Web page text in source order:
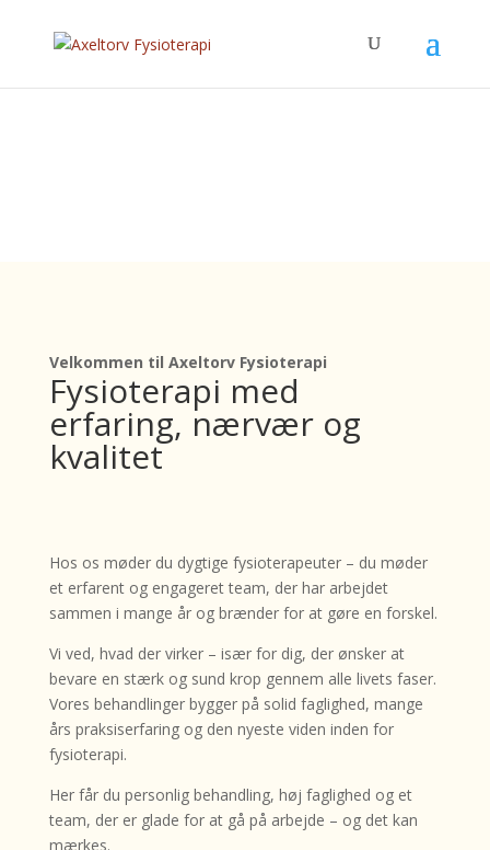
Velkommen til Axeltorv Fysioterapi
Fysioterapi med
erfaring, nærvær og
kvalitet
Hos os møder du dygtige fysioterapeuter – du møder
et erfarent og engageret team, der har arbejdet
sammen i mange år og brænder for at gøre en forskel.
Vi ved, hvad der virker – især for dig, der ønsker at
bevare en stærk og sund krop gennem alle livets faser.
Vores behandlinger bygger på solid faglighed, mange
års praksiserfaring og den nyeste viden inden for
fysioterapi.
Her får du personlig behandling, høj faglighed og et
team, der er glade for at gå på arbejde – og det kan
mærkes.